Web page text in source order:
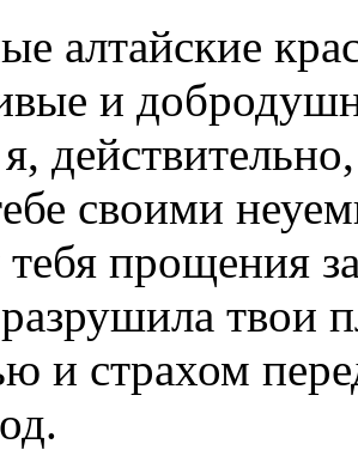
алтайские
и
своими
прощения
твои
и страхом